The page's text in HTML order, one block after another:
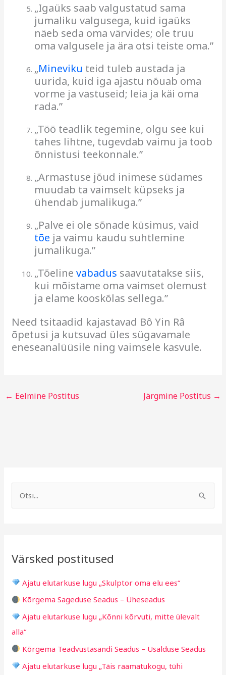
„Igaüks saab valgustatud sama
jumaliku valgusega, kuid igaüks
näeb seda oma värvides; ole truu
oma valgusele ja ära otsi teiste oma.”
„Mineviku teid tuleb austada ja
uurida, kuid iga ajastu nõuab oma
vorme ja vastuseid; leia ja käi oma
rada.”
„Töö teadlik tegemine, olgu see kui
tahes lihtne, tugevdab vaimu ja toob
õnnistusi teekonnale.”
„Armastuse jõud inimese südames
muudab ta vaimselt küpseks ja
ühendab jumalikuga.”
„Palve ei ole sõnade küsimus, vaid
tõe ja vaimu kaudu suhtlemine
jumalikuga.”
„Tõelinevabadus saavutatakse siis,
kui mõistame oma vaimset olemust
ja elame kooskõlas sellega.”
Need tsitaadid kajastavad Bô Yin Râ
õpetusi ja kutsuvad üles sügavamale
eneseanalüüsile ning vaimsele kasvule.
← Eelmine Postitus Järgmine Postitus →
c
o
r
:
Värsked postitused
Ajatu elutarkuse lugu „Skulptor oma elu ees“
Kõrgema Sageduse Seadus – Üheseadus
Ajatu elutarkuse lugu „Kõnni kõrvuti, mitte ülevalt
alla“
Kõrgema Teadvustasandi Seadus – Usalduse Seadus
Ajatu elutarkuse lugu „Täis raamatukogu, tühi
g
i
d